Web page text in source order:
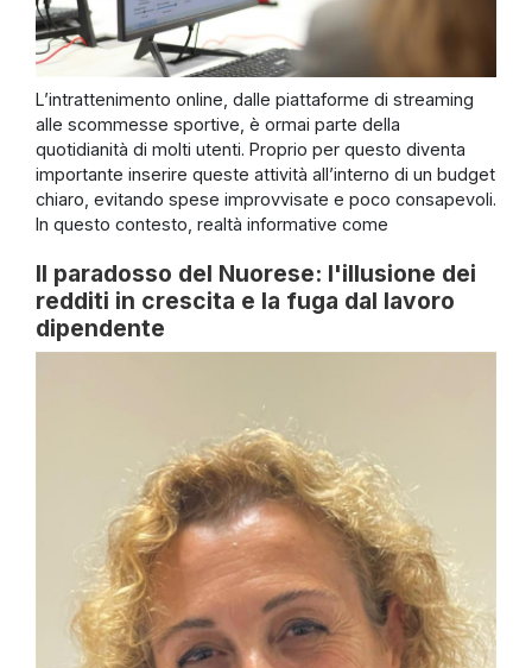
L’intrattenimento online, dalle piattaforme di streaming
alle scommesse sportive, è ormai parte della
quotidianità di molti utenti. Proprio per questo diventa
importante inserire queste attività all’interno di un budget
chiaro, evitando spese improvvisate e poco consapevoli.
In questo contesto, realtà informative come
Il paradosso del Nuorese: l'illusione dei
redditi in crescita e la fuga dal lavoro
dipendente